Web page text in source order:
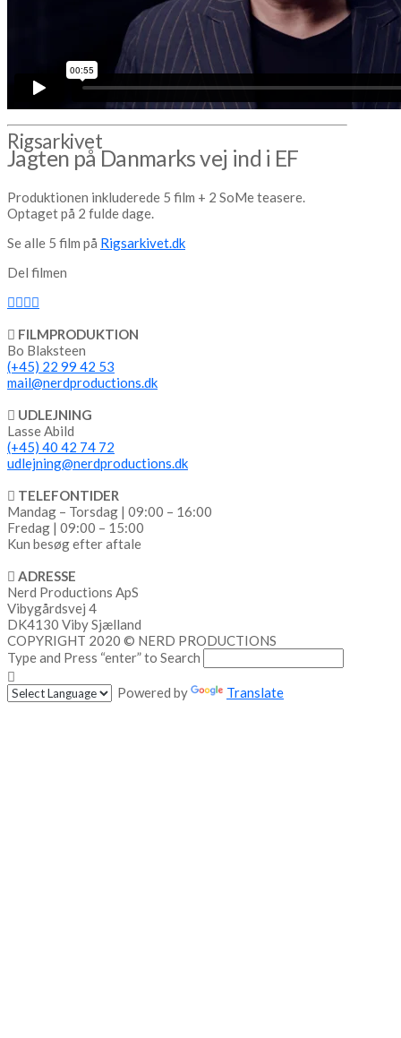
Rigsarkivet
Jagten på Danmarks vej ind i EF
Produktionen inkluderede 5 film + 2 SoMe teasere.
Optaget på 2 fulde dage.
Se alle 5 film på Rigsarkivet.dk
Del filmen
FILMPRODUKTION
Bo Blaksteen
(+45) 22 99 42 53
mail@nerdproductions.dk
UDLEJNING
Lasse Abild
(+45) 40 42 74 72
udlejning@nerdproductions.dk
TELEFONTIDER
Mandag – Torsdag | 09:00 – 16:00
Fredag | 09:00 – 15:00
Kun besøg efter aftale
ADRESSE
Nerd Productions ApS
Vibygårdsvej 4
DK4130 Viby Sjælland
COPYRIGHT 2020 © NERD PRODUCTIONS
Type and Press “enter” to Search
Powered by Translate